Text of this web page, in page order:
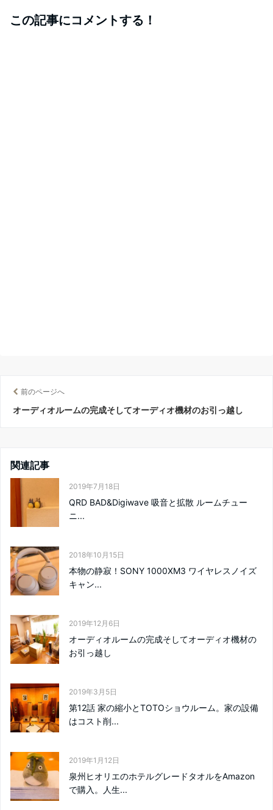
この記事にコメントする！
前のページへ
オーディオルームの完成そしてオーディオ機材のお引っ越し
関連記事
2019年7月18日
QRD BAD&Digiwave 吸音と拡散 ルームチュー
ニ...
2018年10月15日
本物の静寂！SONY 1000XM3 ワイヤレスノイズ
キャン...
2019年12月6日
オーディオルームの完成そしてオーディオ機材の
お引っ越し
2019年3月5日
第12話 家の縮小とTOTOショウルーム。家の設備
はコスト削...
2019年1月12日
泉州ヒオリエのホテルグレードタオルをAmazon
で購入。人生...